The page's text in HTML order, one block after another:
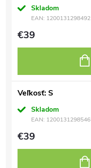
Skladom
EAN: 1200131298492
€39
Veľkosť: S
Skladom
EAN: 1200131298546
€39